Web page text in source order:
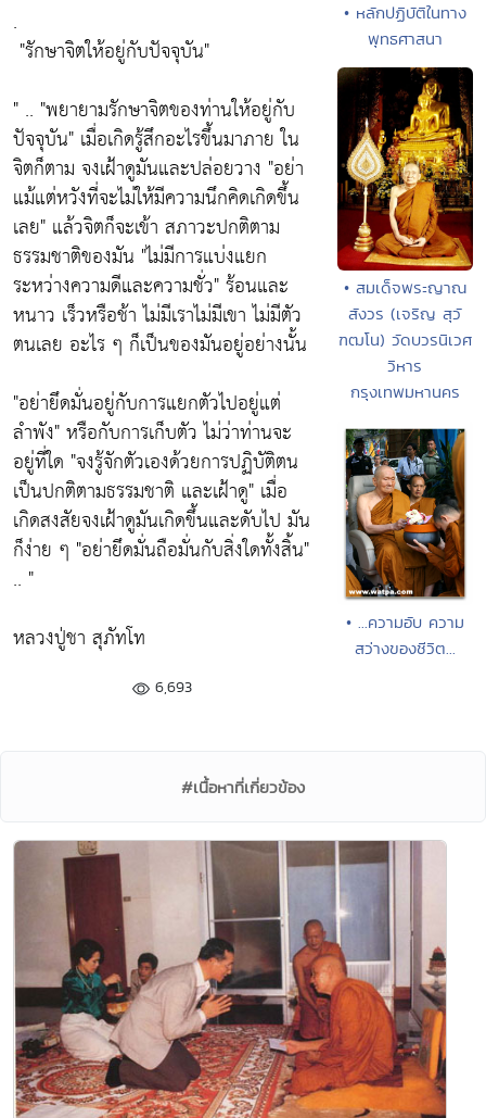
.
"รักษาจิตให้อยู่กับปัจจุบัน"
" .. "พยายามรักษาจิตของท่านให้อยู่กับ
ปัจจุบัน" เมื่อเกิดรู้สึกอะไรขึ้นมาภาย ใน
จิตก็ตาม จงเฝ้าดูมันและปล่อยวาง "อย่า
แม้แต่หวังที่จะไม่ให้มีความนึกคิดเกิดขึ้น
เลย" แล้วจิตก็จะเข้า สภาวะปกติตาม
ธรรมชาติของมัน "ไม่มีการแบ่งแยก
ระหว่างความดีและความชั่ว"ร้อนและ
หนาว เร็วหรือช้า ไม่มีเราไม่มีเขา ไม่มีตัว
ตนเลย อะไร ๆ ก็เป็นของมันอยู่อย่างนั้น
"อย่ายึดมั่นอยู่กับการแยกตัวไปอยู่แต่
ลำพัง"หรือกับการเก็บตัว ไม่ว่าท่านจะ
อยู่ที่ใด "จงรู้จักตัวเองด้วยการปฏิบัติตน
เป็นปกติตามธรรมชาติ และเฝ้าดู" เมื่อ
เกิดสงสัยจงเฝ้าดูมันเกิดขึ้นและดับไป มัน
ก็ง่าย ๆ "อย่ายึดมั่นถือมั่นกับสิ่งใดทั้งสิ้น"
.. "
หลวงปู่ชา สุภัทโท
6,693
• หลักปฏิบัติในทาง
พุทธศาสนา
• สมเด็จพระญาณ
สังวร (เจริญ สุวั
ฑฒโน) วัดบวรนิเวศ
วิหาร
กรุงเทพมหานคร
• ...ความอับ ความ
สว่างของชีวิต...
#เนื้อหาที่เกี่ยวข้อง